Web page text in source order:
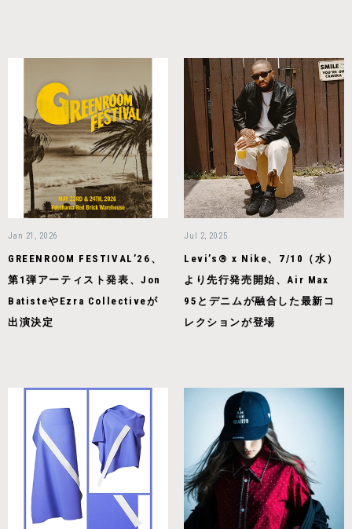
Jan 21, 2026
GREENROOM FESTIVAL’26、
第1弾アーティスト発表、Jon
BatisteやEzra Collectiveが
出演決定
Jul 2, 2025
Levi’s® x Nike、7/10（水）
より先行発売開始、Air Max
95とデニムが融合した最新コ
レクションが登場